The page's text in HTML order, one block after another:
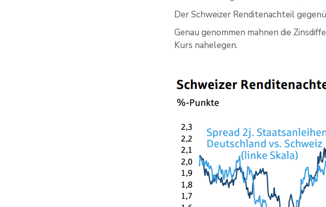
Der Schweizer Renditenachteil
Genau genommen mahnen die
Kurs nahelegen.